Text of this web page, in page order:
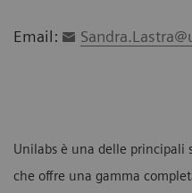
Email:
Unilabs è una delle principali
che offre una gamma